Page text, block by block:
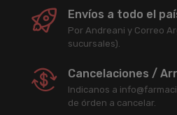
Envíos a todo el
Por Andreani y Correo
sucursales).
Cancelaciones /
Indicanos a
de órden a cancelar.